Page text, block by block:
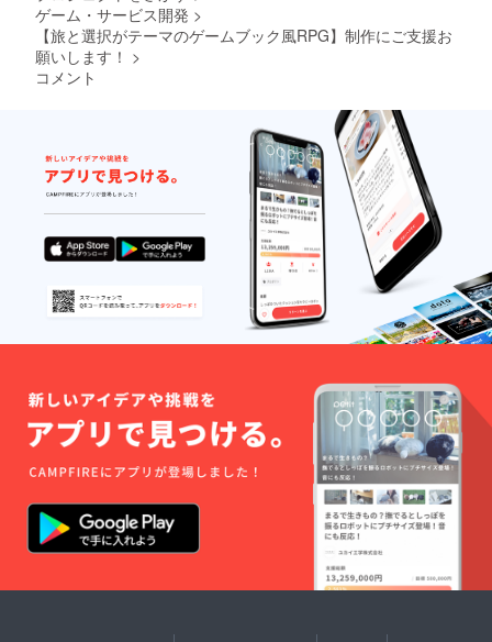
ゲーム・サービス開発 >
【旅と選択がテーマのゲームブック風RPG】制作にご支援お
願いします！ >
コメント